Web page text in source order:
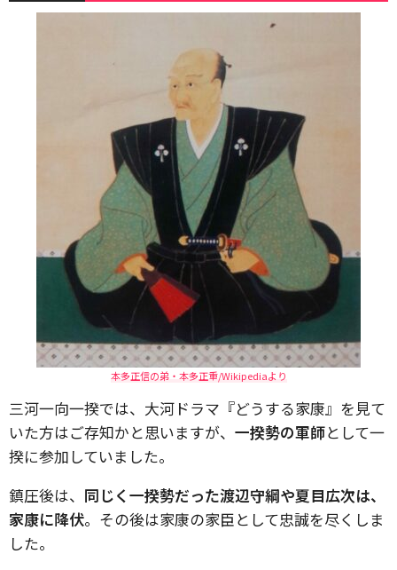
本多正信の弟・本多正重/Wikipediaより
三河一向一揆では、大河ドラマ『どうする家康』を見て
いた方はご存知かと思いますが、 一揆勢の軍師として一
揆に参加していました。
鎮圧後は、 同じく一揆勢だった渡辺守綱や夏目広次は、
家康に降伏。その後は家康の家臣として忠誠を尽くしま
した。